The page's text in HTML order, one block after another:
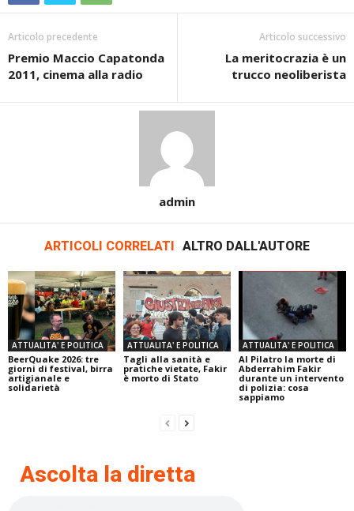
Articolo precedente
Premio Maccio Capatonda
2011, cinema alla radio
Articolo successivo
La meritocrazia è un
trucco neoliberista
admin
ARTICOLI CORRELATI ALTRO DALL'AUTORE
ATTUALITA' E POLITICA
BeerQuake 2026: tre
giorni di festival, birra
artigianale e
solidarietà
ATTUALITA' E POLITICA
Tagli alla sanità e
pratiche vietate, Fakir
è morto di Stato
ATTUALITA' E POLITICA
Al Pilatro la morte di
Abderrahim Fakir
durante un intervento
di polizia: cosa
sappiamo
Ascolta la diretta